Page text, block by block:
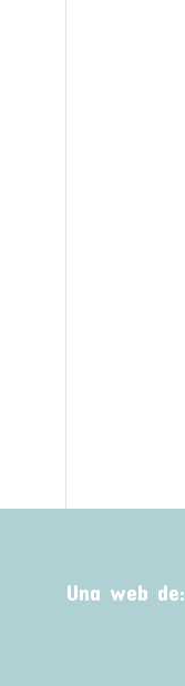
Una web de: